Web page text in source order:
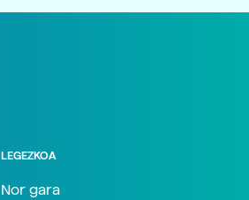
LEGEZKOA
Nor gara